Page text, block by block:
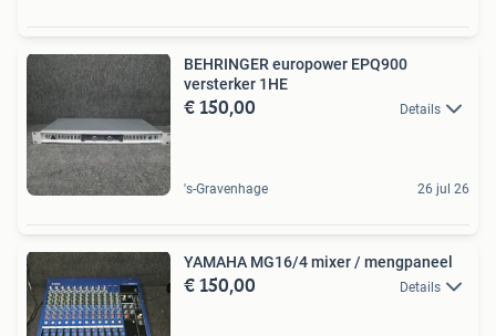
BEHRINGER europower EPQ900
versterker 1HE
€ 150,00 Details
's-Gravenhage 26 jul 26
YAMAHA MG16/4 mixer / mengpaneel
€ 150,00 Details